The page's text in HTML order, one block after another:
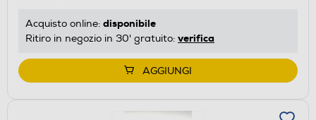
Acquisto online: disponibile
Ritiro in negozio in 30' gratuito: verifica
AGGIUNGI